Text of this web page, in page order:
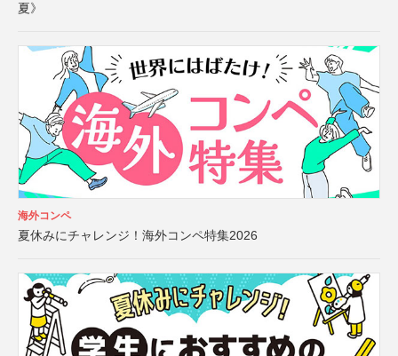
夏》
海外コンペ
夏休みにチャレンジ！海外コンペ特集2026